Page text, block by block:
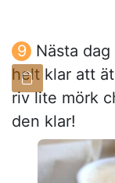
Nästa
helt klar att
riv lite mörk
den klar!